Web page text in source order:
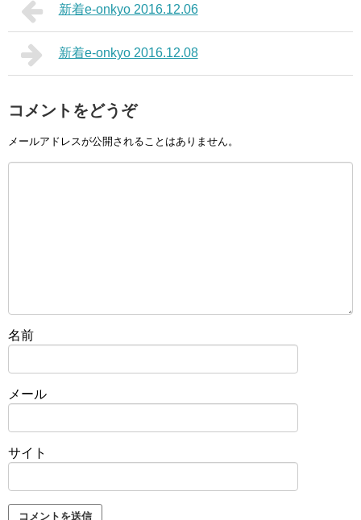
新着e-onkyo 2016.12.06
新着e-onkyo 2016.12.08
コメントをどうぞ
メールアドレスが公開されることはありません。
名前
メール
サイト